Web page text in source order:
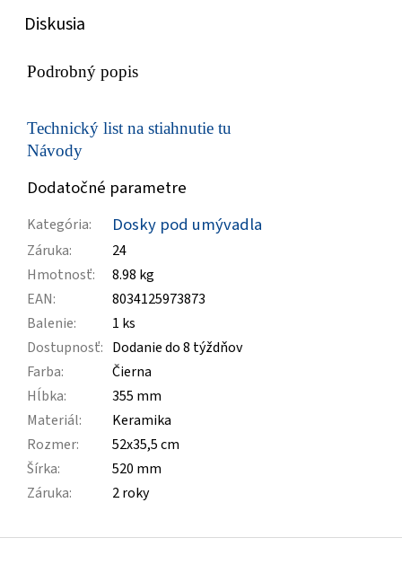
Diskusia
Podrobný popis
Technický list na stiahnutie tu
Návody
Dodatočné parametre
Kategória: Dosky pod umývadla
Záruka:
24
Hmotnosť:
8.98 kg
EAN:
8034125973873
Balenie:
1 ks
Dostupnosť: Dodanie do 8 týždňov
Farba:
Čierna
Hĺbka:
355 mm
Materiál:
Keramika
Rozmer:
52x35,5 cm
Šírka:
520 mm
Záruka: 2 roky